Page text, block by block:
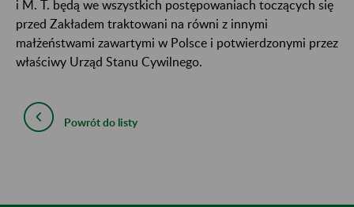
i M. T. będą we wszystkich postępowaniach toczących się
przed Zakładem traktowani na równi z innymi
małżeństwami zawartymi w Polsce i potwierdzonymi przez
właściwy Urząd Stanu Cywilnego.
Powrót do listy